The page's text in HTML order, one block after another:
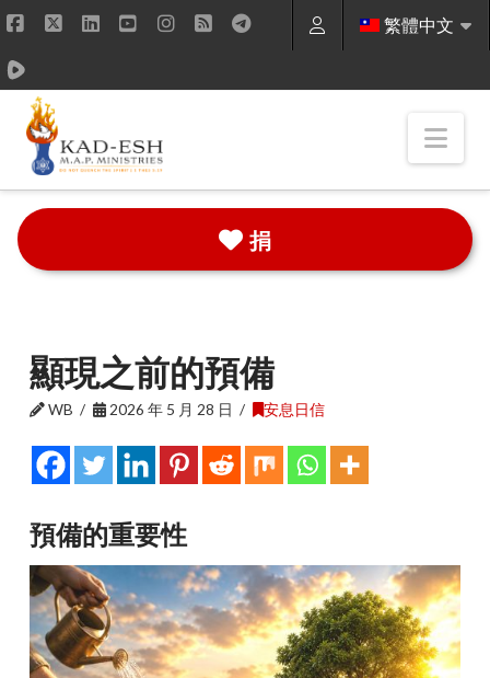
繁體中文
捐
顯現之前的預備
WB 2026 年 5 月 28 日 安息日信
預備的重要性